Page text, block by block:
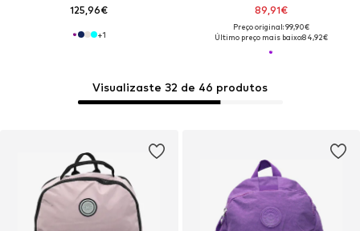
125,96€
+1
89,91€
Preço original: 99,90€
Último preço mais baixo:84,92€
Visualizaste 32 de 46 produtos